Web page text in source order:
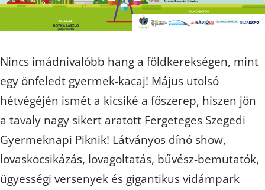
Nincs imádnivalóbb hang a földkerekségen, mint
egy önfeledt gyermek-kacaj! Május utolsó
hétvégéjén ismét a kicsiké a főszerep, hiszen jön
a tavaly nagy sikert aratott Fergeteges Szegedi
Gyermeknapi Piknik! Látványos dínó show,
lovaskocsikázás, lovagoltatás, bűvész-bemutatók,
ügyességi versenyek és gigantikus vidámpark